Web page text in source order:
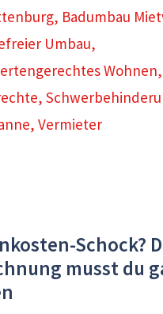
, Badumbau
Umbau,
Wohnen,
,
, Vermieter
Schock?
musst du